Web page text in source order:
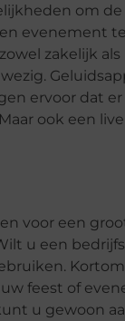
om
evenement
zakelijk
ervoor dat
ook een
voor een
u een
feest of
u gewoon